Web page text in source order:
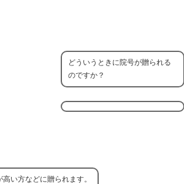
どういうときに院号が贈られる
のですか？
い方などに贈られます。